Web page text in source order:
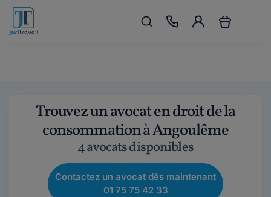
Trouvez un avocat en droit de la
consommation à Angoulême
4 avocats disponibles
Contactez un avocat dès maintenant
01 75 75 42 33